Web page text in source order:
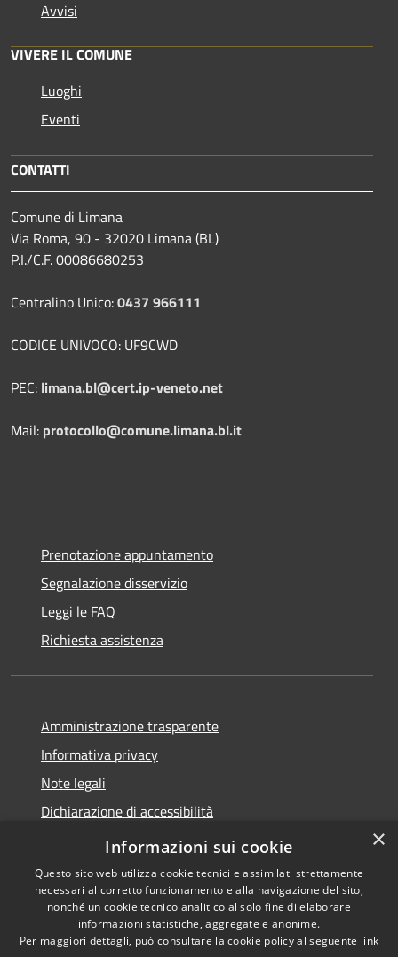
Avvisi
VIVERE IL COMUNE
Luoghi
Eventi
CONTATTI
Comune di Limana
Via Roma, 90 - 32020 Limana (BL)
P.I./C.F. 00086680253
Centralino Unico:0437 966111
CODICE UNIVOCO: UF9CWD
PEC: limana.bl@cert.ip-veneto.net
Mail: protocollo@comune.limana.bl.it
Prenotazione appuntamento
Segnalazione disservizio
Leggi le FAQ
Richiesta assistenza
Amministrazione trasparente
Informativa privacy
Note legali
Dichiarazione di accessibilità
Moduli Privacy Amministrazione trasparente
Accessibilità
Copyright © 2026 • Comune di
Limana • Powered by
×
Informazioni sui cookie
Questo sito web utilizza cookie tecnici e assimilati strettamente
necessari al corretto funzionamento e alla navigazione del sito,
nonché un cookie tecnico analitico al solo fine di elaborare
informazioni statistiche, aggregate e anonime.
Per maggiori dettagli, può consultare la cookie policy al seguente link